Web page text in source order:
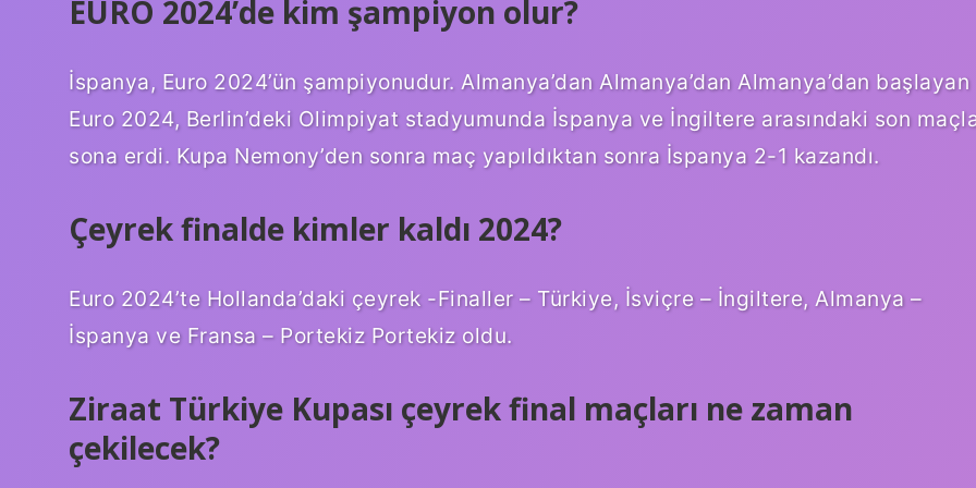
EURO 2024’de kim şampiyon olur?
İspanya, Euro 2024’ün şampiyonudur. Almanya’dan Almanya’dan Almanya’dan başlayan
Euro 2024, Berlin’deki Olimpiyat stadyumunda İspanya ve İngiltere arasındaki son
sona erdi. Kupa Nemony’den sonra maç yapıldıktan sonra İspanya 2-1 kazandı.
Çeyrek finalde kimler kaldı 2024?
Euro 2024’te Hollanda’daki çeyrek -Finaller – Türkiye, İsviçre – İngiltere, Almanya –
İspanya ve Fransa – Portekiz Portekiz oldu.
Ziraat Türkiye Kupası çeyrek final maçları ne zaman
çekilecek?